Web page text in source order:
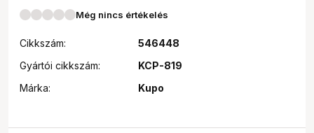
Még nincs értékelés
Cikkszám:
546448
Gyártói cikkszám:
KCP-819
Márka:
Kupo